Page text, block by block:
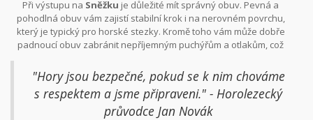
nebezpečné situace. Během letních měsíců bývají častější náhlé
změny počasí, které mohou překvapit i zkušené turisty.
Při výstupu na Sněžku je důležité mít správný obuv. Pevná a
pohodlná obuv vám zajistí stabilní krok i na nerovném povrchu,
který je typický pro horské stezky. Kromě toho vám může dobře
padnoucí obuv zabránit nepříjemným puchýřům a otlakům, což
mimo jiné také přispívá k vaší celkové pohodlnosti a bezpečnosti
během túry. Nezapomínejte ani na náhradní ponožky, které v
případě promoknutí mohou být doslova k nezaplacení.
"Hory jsou bezpečné, pokud se k nim chováme
s respektem a jsme připraveni." - Horolezecký
průvodce Jan Novák